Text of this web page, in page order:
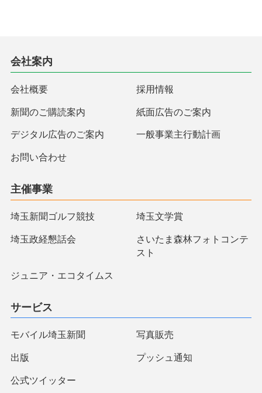
会社案内
会社概要 採用情報
新聞のご購読案内 紙面広告のご案内
デジタル広告のご案内 一般事業主行動計画
お問い合わせ
主催事業
埼玉新聞ゴルフ競技 埼玉文学賞
埼玉政経懇話会
さいたま森林フォトコンテ
スト
ジュニア・エコタイムス
サービス
モバイル埼玉新聞 写真販売
出版 プッシュ通知
公式ツイッター